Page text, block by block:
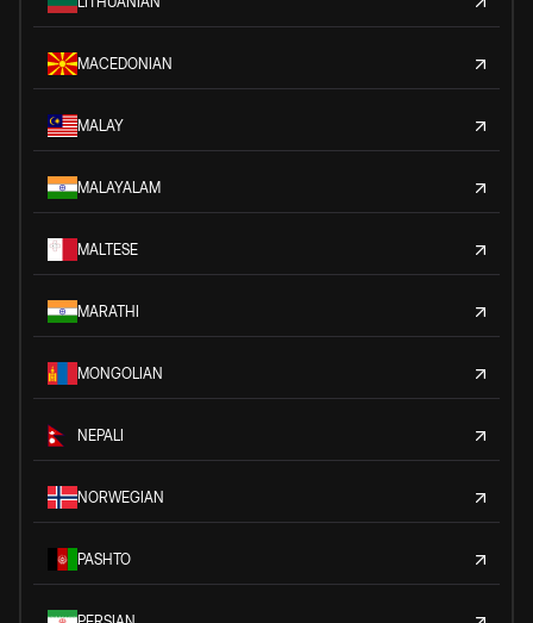
MACEDONIAN
MALAY
MALAYALAM
MALTESE
MARATHI
MONGOLIAN
NEPALI
NORWEGIAN
PASHTO